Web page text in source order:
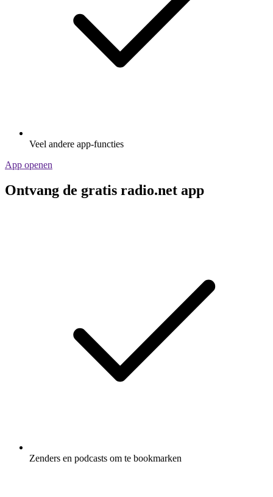
Veel andere app-functies
App openen
Ontvang de gratis radio.net app
Zenders en podcasts om te bookmarken